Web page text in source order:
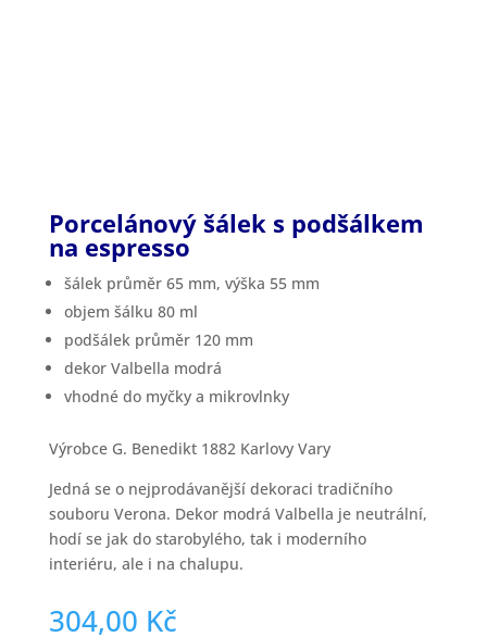
Porcelánový šálek s podšálkem
na espresso
šálek průměr 65 mm, výška 55 mm
objem šálku 80 ml
podšálek průměr 120 mm
dekor Valbella modrá
vhodné do myčky a mikrovlnky
Výrobce G. Benedikt 1882 Karlovy Vary
Jedná se o nejprodávanější dekoraci tradičního
souboru Verona. Dekor modrá Valbella je neutrální,
hodí se jak do starobylého, tak i moderního
interiéru, ale i na chalupu.
304,00 Kč